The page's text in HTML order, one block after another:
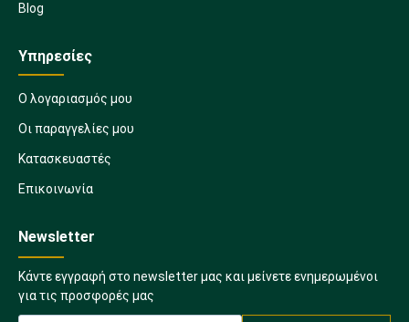
Blog
Υπηρεσίες
Ο λογαριασμός μου
Οι παραγγελίες μου
Κατασκευαστές
Επικοινωνία
Newsletter
Κάντε εγγραφή στο newsletter μας και μείνετε ενημερωμένοι
για τις προσφορές μας